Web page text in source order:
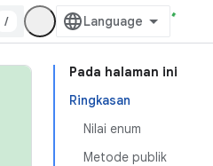
/
Pada halaman ini
Ringkasan
Nilai enum
Metode publik